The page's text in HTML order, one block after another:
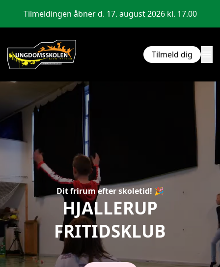
Tilmeldingen åbner d. 17. august 2026 kl. 17.00
Tilmeld dig
HJALLERUP
FRITIDSKLUB
Dit frirum efter skoletid! 🎉